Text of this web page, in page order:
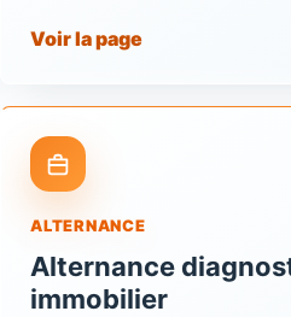
Voir la page
ALTERNANCE
Alternance
immobilier